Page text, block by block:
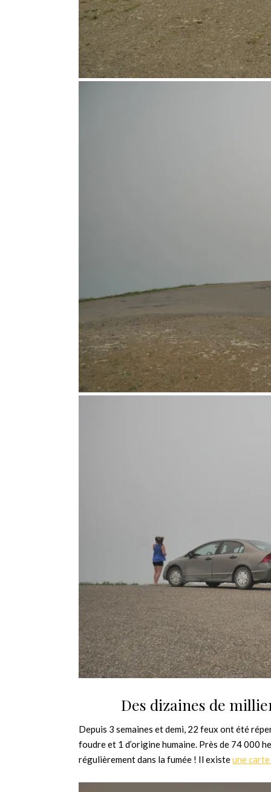
Des dizaines de
Depuis 3 semaines et demi, 22 feux ont été
foudre et 1 d’origine humaine. Près de 74 000
régulièrement dans la fumée ! Il existeune